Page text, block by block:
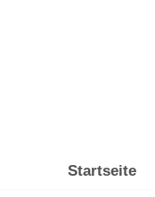
Startseite